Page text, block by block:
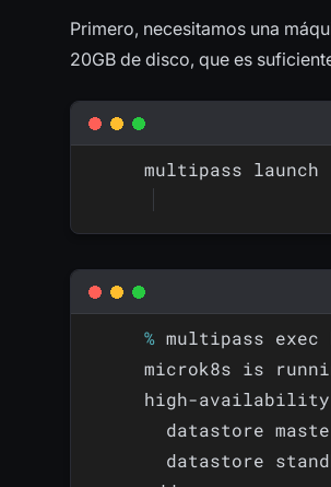
Primero, necesitamos una
20GB de disco, que es
multipass launch
% multipass exec
high-
datastore
datastore